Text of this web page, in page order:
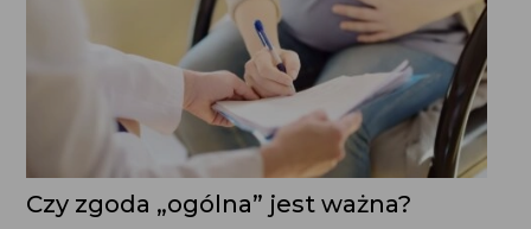
Czy zgoda „ogólna” jest ważna?